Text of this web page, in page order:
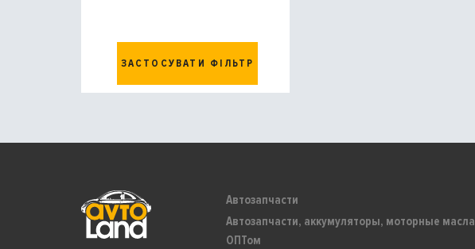
ЗАСТОСУВАТИ ФІЛЬТР
Автозапчасти
Автозапчасти, аккумуляторы, моторные масла
ОПТом